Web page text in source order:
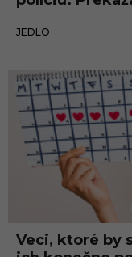
JEDLO
Veci, ktoré by